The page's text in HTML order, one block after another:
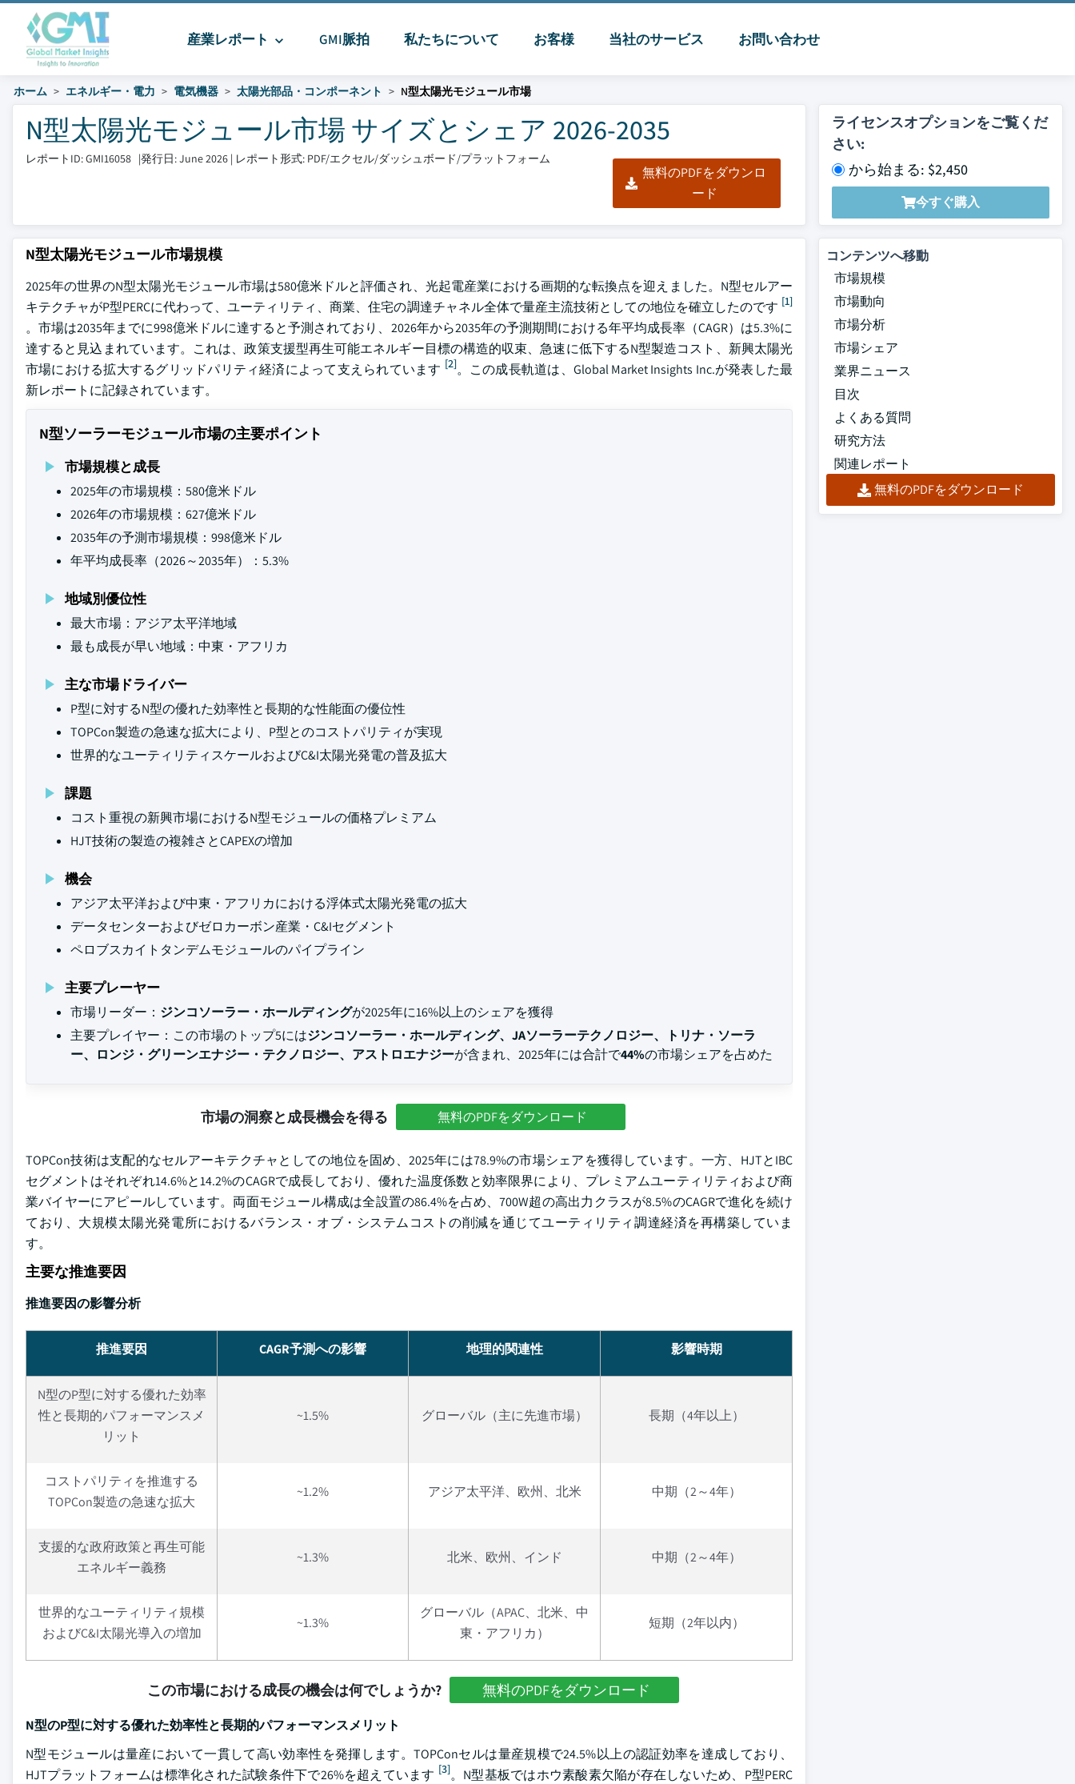
産業レポート GMI脈拍 私たちについて お客様 当社のサービス お問い合わせ
ホーム エネルギー・電力 電気機器 太陽光部品・コンポーネント N型太陽光モジュール市場
N型太陽光モジュール市場 サイズとシェア 2026-2035
レポートID: GMI16058 |発行日: June 2026 | レポート形式: PDF/エクセル/ダッシュボード/プラットフォーム
無料のPDFをダウンロ
ード
ライセンスオプションをご覧くだ
さい:
から始まる: $2,450
今すぐ購入
N型太陽光モジュール市場規模
2025年の世界のN型太陽光モジュール市場は580億米ドルと評価され、光起電産業における画期的な転換点を迎えました。N型セルアー
キテクチャがP型PERCに代わって、ユーティリティ、商業、住宅の調達チャネル全体で量産主流技術としての地位を確立したのです [1]
。市場は2035年までに998億米ドルに達すると予測されており、2026年から2035年の予測期間における年平均成長率（CAGR）は5.3%に
達すると見込まれています。これは、政策支援型再生可能エネルギー目標の構造的収束、急速に低下するN型製造コスト、新興太陽光
市場における拡大するグリッドパリティ経済によって支えられています [2]。この成長軌道は、Global Market Insights Inc.が発表した最
新レポートに記録されています。
N型ソーラーモジュール市場の主要ポイント
市場規模と成長
2025年の市場規模：580億米ドル
2026年の市場規模：627億米ドル
2035年の予測市場規模：998億米ドル
年平均成長率（2026～2035年）：5.3%
地域別優位性
最大市場：アジア太平洋地域
最も成長が早い地域：中東・アフリカ
主な市場ドライバー
P型に対するN型の優れた効率性と長期的な性能面の優位性
TOPCon製造の急速な拡大により、P型とのコストパリティが実現
世界的なユーティリティスケールおよびC&I太陽光発電の普及拡大
課題
コスト重視の新興市場におけるN型モジュールの価格プレミアム
HJT技術の製造の複雑さとCAPEXの増加
機会
アジア太平洋および中東・アフリカにおける浮体式太陽光発電の拡大
データセンターおよびゼロカーボン産業・C&Iセグメント
ペロブスカイトタンデムモジュールのパイプライン
主要プレーヤー
市場リーダー： ジンコソーラー・ホールディングが2025年に16%以上のシェアを獲得
主要プレイヤー：この市場のトップ5にはジンコソーラー・ホールディング、JAソーラーテクノロジー、トリナ・ソーラ
ー、ロンジ・グリーンエナジー・テクノロジー、アストロエナジーが含まれ、2025年には合計で44%の市場シェアを占めた
市場の洞察と成長機会を得る 無料のPDFをダウンロード
TOPCon技術は支配的なセルアーキテクチャとしての地位を固め、2025年には78.9%の市場シェアを獲得しています。一方、HJTとIBC
セグメントはそれぞれ14.6%と14.2%のCAGRで成長しており、優れた温度係数と効率限界により、プレミアムユーティリティおよび商
業バイヤーにアピールしています。両面モジュール構成は全設置の86.4%を占め、700W超の高出力クラスが8.5%のCAGRで進化を続け
ており、大規模太陽光発電所におけるバランス・オブ・システムコストの削減を通じてユーティリティ調達経済を再構築していま
す。
主要な推進要因
推進要因の影響分析
推進要因 CAGR予測への影響 地理的関連性 影響時期
N型のP型に対する優れた効率
性と長期的パフォーマンスメ
リット
~1.5% グローバル（主に先進市場） 長期（4年以上）
コストパリティを推進する
TOPCon製造の急速な拡大
~1.2% アジア太平洋、欧州、北米 中期（2～4年）
支援的な政府政策と再生可能
エネルギー義務
~1.3% 北米、欧州、インド 中期（2～4年）
世界的なユーティリティ規模
およびC&I太陽光導入の増加
~1.3%
グローバル（APAC、北米、中
東・アフリカ）
短期（2年以内）
この市場における成長の機会は何でしょうか? 無料のPDFをダウンロード
N型のP型に対する優れた効率性と長期的パフォーマンスメリット
N型モジュールは量産において一貫して高い効率性を発揮します。TOPConセルは量産規模で24.5%以上の認証効率を達成しており、
HJTプラットフォームは標準化された試験条件下で26%を超えています [3]。N型基板ではホウ素酸素欠陥が存在しないため、P型PERC
コンテンツへ移動
市場規模
市場動向
市場分析
市場シェア
業界ニュース
目次
よくある質問
研究方法
関連レポート
無料のPDFをダウンロード